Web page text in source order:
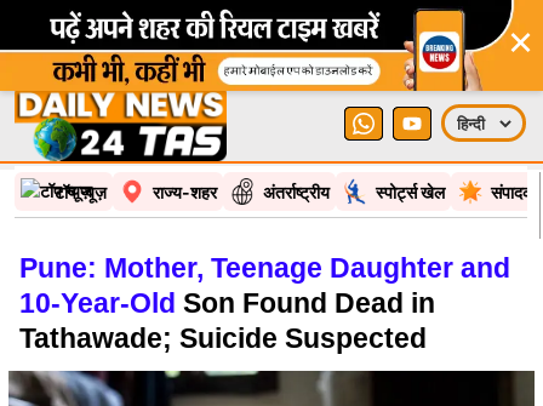
×
टॉप न्यूज़ राज्य-शहर अंतर्राष्ट्रीय स्पोर्ट्स खेल
Pune: Mother, Teenage Daughter and
10-Year-Old Son Found Dead in
Tathawade; Suicide Suspected